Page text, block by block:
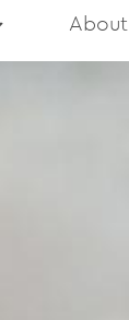
About